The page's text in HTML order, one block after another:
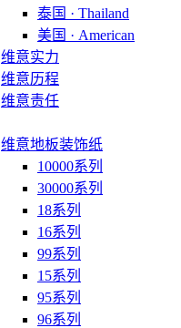
泰国 · Thailand
美国 · American
维意实力
维意历程
维意责任
维意地板装饰纸
10000系列
30000系列
18系列
16系列
99系列
15系列
95系列
96系列